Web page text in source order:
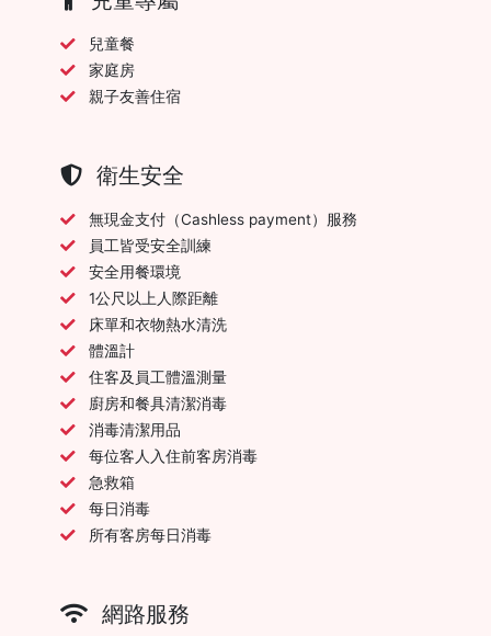
兒童餐
家庭房
親子友善住宿
衛生安全
無現金支付（Cashless payment）服務
員工皆受安全訓練
安全用餐環境
1公尺以上人際距離
床單和衣物熱水清洗
體溫計
住客及員工體溫測量
廚房和餐具清潔消毒
消毒清潔用品
每位客人入住前客房消毒
急救箱
每日消毒
所有客房每日消毒
網路服務